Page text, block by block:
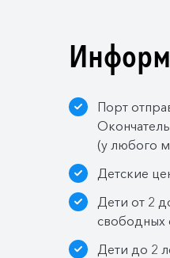
Порт
(у любого
Детские
Дети от 2
свободных
Дети до 2